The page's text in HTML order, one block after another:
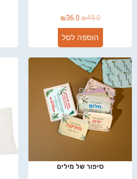
₪49.0
₪36.0
הוספה לסל
סיפור של מילים